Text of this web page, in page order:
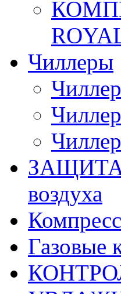
Чиллеры
ЗАЩИТА
воздуха
Газовые